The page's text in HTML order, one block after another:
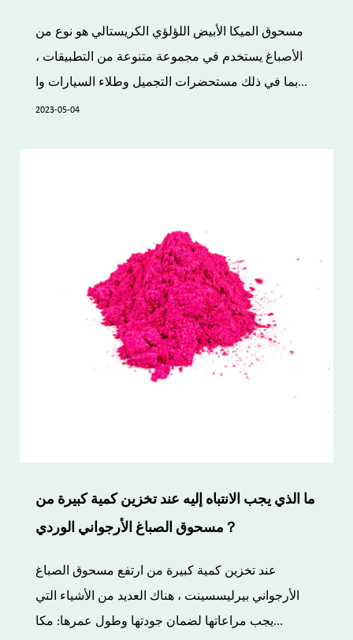
مسحوق الميكا الأبيض اللؤلؤي الكريستالي هو نوع من
الأصباغ يستخدم في مجموعة متنوعة من التطبيقات ،
بما في ذلك مستحضرات التجميل وطلاء السيارات وا...
2023-05-04
ما الذي يجب الانتباه إليه عند تخزين كمية كبيرة من
مسحوق الصباغ الأرجواني الوردي？
عند تخزين كمية كبيرة من ارتفع مسحوق الصباغ
الأرجواني بيرليسسينت ، هناك العديد من الأشياء التي
يجب مراعاتها لضمان جودتها وطول عمرها: مكا...